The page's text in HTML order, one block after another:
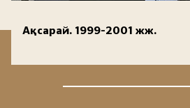
Ақсарай. 1999-2001 жж.